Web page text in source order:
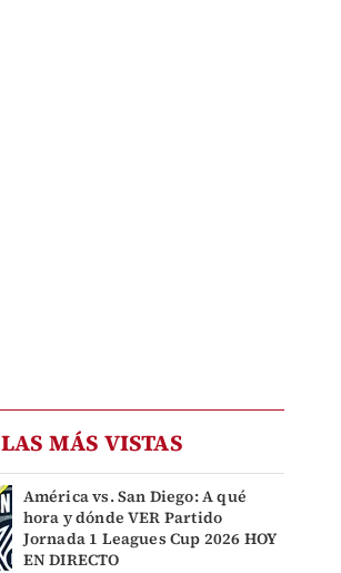
LAS MÁS VISTAS
América vs. San Diego: A qué
hora y dónde VER Partido
Jornada 1 Leagues Cup 2026 HOY
EN DIRECTO